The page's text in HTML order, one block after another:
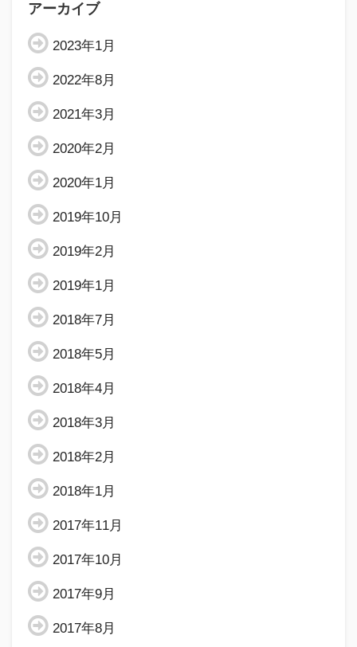
アーカイブ
2023年1月
2022年8月
2021年3月
2020年2月
2020年1月
2019年10月
2019年2月
2019年1月
2018年7月
2018年5月
2018年4月
2018年3月
2018年2月
2018年1月
2017年11月
2017年10月
2017年9月
2017年8月